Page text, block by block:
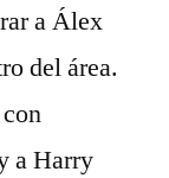
a Álex
del área.
a Harry